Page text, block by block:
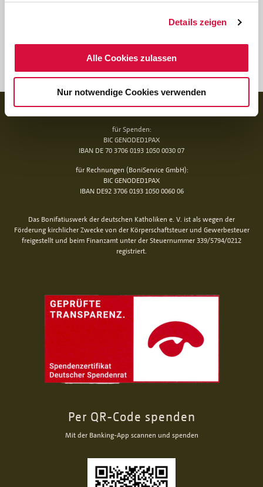
Details zeigen
Alle Cookies zulassen
Nur notwendige Cookies verwenden
Bewerbungsverfahrens erhalten Siehier.
hier.
BANKVERBINDUNG
für Spenden:
BIC GENODED1PAX
IBAN DE 70 3706 0193 1050 0030 07
für Rechnungen (BoniService GmbH):
BIC GENODED1PAX
IBAN DE92 3706 0193 1050 0060 06
Das Bonifatiuswerk der deutschen Katholiken e. V. ist als wegen der
Förderung kirchlicher Zwecke von der Körperschaftsteuer und Gewerbesteuer
freigestellt und beim Finanzamt unter der Steuernummer 339/5794/0212
registriert.
Per QR-Code spenden
Mit der Banking-App scannen und spenden